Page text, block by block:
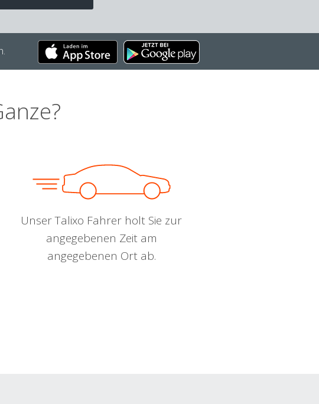
Unser Talixo Fahrer holt Sie zur
angegebenen Zeit am
angegebenen Ort ab.